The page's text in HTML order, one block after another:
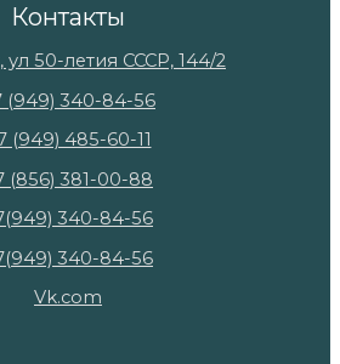
Контакты
ул 50-летия СССР, 144/2
(949) 340-84-56
(949) 485-60-11
(856) 381-00-88
340-84-56
340-84-56
Vk.com